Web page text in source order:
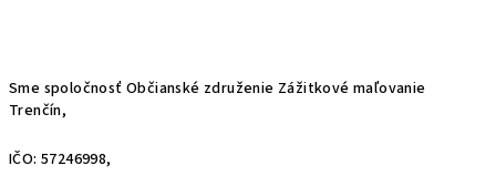
Sme spoločnosť Občianské združenie Zážitkové maľovanie
Trenčín,
IČO: 57246998,